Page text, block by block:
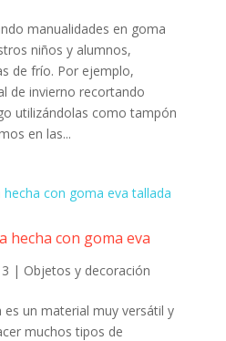
manualidades en goma
niños y alumnos,
de frío. Por ejemplo,
de invierno recortando
utilizándolas como tampón
en las...
hecha con goma eva
| Objetos y decoración
un material muy versátil y
muchos tipos de